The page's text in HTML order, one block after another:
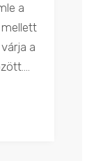
a
mellett
a